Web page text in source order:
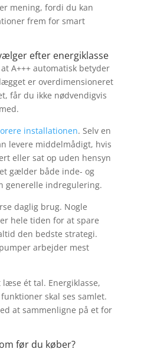
mening, fordi du kan
frem for smart
efter energiklasse
A+++ automatisk betyder
er overdimensioneret
får du ikke nødvendigvis
installationen. Selv en
levere middelmådigt, hvis
eller sat op uden hensyn
gælder både inde- og
generelle indregulering.
daglig brug. Nogle
hele tiden for at spare
den bedste strategi.
arbejder mest
ét tal. Energiklasse,
skal ses samlet.
at sammenligne på et for
før du køber?